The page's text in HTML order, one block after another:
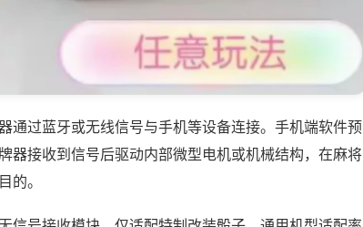
通过蓝牙或无线信号与手机等设备连接。手机端软件预
器接收到信号后驱动内部微型电机或机械结构，在麻将
的。